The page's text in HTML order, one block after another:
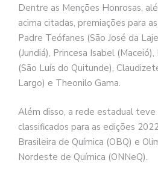
Dentre as Menções Honrosas,
acima citadas, premiações para
Padre Teófanes (São José da
(Jundiá), Princesa Isabel
(São Luís do Quitunde),
Largo) e Theonilo Gama.
Além disso, a rede estadual
classificados para as edições
Brasileira de Química (OBQ) e
Nordeste de Química (ONNeQ).